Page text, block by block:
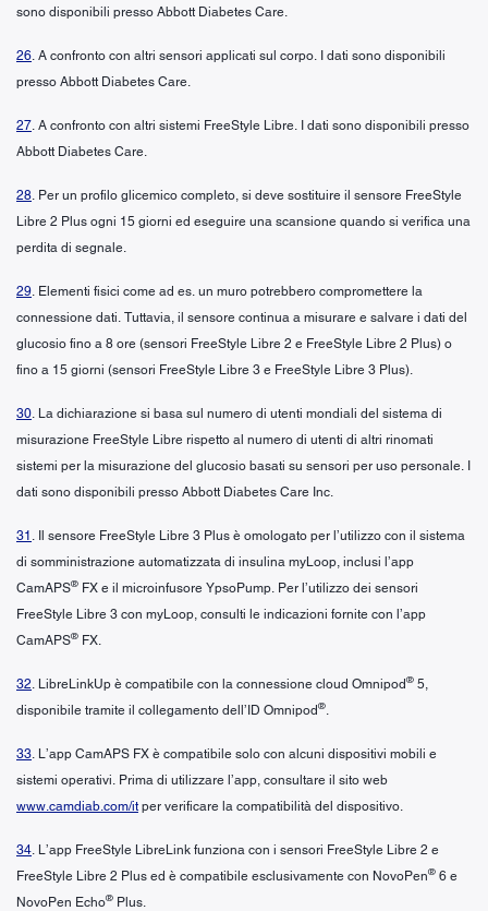
sono disponibili presso Abbott Diabetes Care.
26. A confronto con altri sensori applicati sul corpo. I dati sono disponibili
presso Abbott Diabetes Care.
27. A confronto con altri sistemi FreeStyle Libre. I dati sono disponibili presso
Abbott Diabetes Care.
28. Per un profilo glicemico completo, si deve sostituire il sensore FreeStyle
Libre 2 Plus ogni 15 giorni ed eseguire una scansione quando si verifica una
perdita di segnale.
29. Elementi fisici come ad es. un muro potrebbero compromettere la
connessione dati. Tuttavia, il sensore continua a misurare e salvare i dati del
glucosio fino a 8 ore (sensori FreeStyle Libre 2 e FreeStyle Libre 2 Plus) o
fino a 15 giorni (sensori FreeStyle Libre 3 e FreeStyle Libre 3 Plus).
30. La dichiarazione si basa sul numero di utenti mondiali del sistema di
misurazione FreeStyle Libre rispetto al numero di utenti di altri rinomati
sistemi per la misurazione del glucosio basati su sensori per uso personale. I
dati sono disponibili presso Abbott Diabetes Care Inc.
31 . Il sensore FreeStyle Libre 3 Plus è omologato per l’utilizzo con il sistema
di somministrazione automatizzata di insulina myLoop, inclusi l’app
CamAPS® FX e il microinfusore YpsoPump. Per l’utilizzo dei sensori
FreeStyle Libre 3 con myLoop, consulti le indicazioni fornite con l’app
CamAPS® FX.
32. LibreLinkUp è compatibile con la connessione cloud Omnipod® 5,
disponibile tramite il collegamento dell’ID Omnipod®.
33. L’app CamAPS FX è compatibile solo con alcuni dispositivi mobili e
sistemi operativi. Prima di utilizzare l’app, consultare il sito web
www.camdiab.com/it per verificare la compatibilità del dispositivo.
34. L’app FreeStyle LibreLink funziona con i sensori FreeStyle Libre 2 e
FreeStyle Libre 2 Plus ed è compatibile esclusivamente con NovoPen® 6 e
NovoPen Echo® Plus.